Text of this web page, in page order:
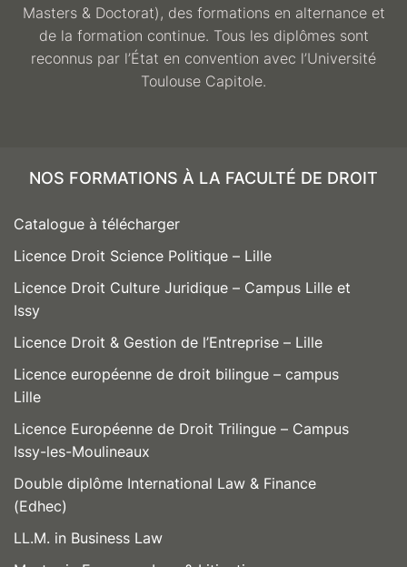
Masters & Doctorat), des formations en alternance et
de la formation continue. Tous les diplômes sont
reconnus par l’État en convention avec l’Université
Toulouse Capitole.
NOS FORMATIONS À LA FACULTÉ DE DROIT
Catalogue à télécharger
Licence Droit Science Politique – Lille
Licence Droit Culture Juridique – Campus Lille et
Issy
Licence Droit & Gestion de l’Entreprise – Lille
Licence européenne de droit bilingue – campus
Lille
Licence Européenne de Droit Trilingue – Campus
Issy-les-Moulineaux
Double diplôme International Law & Finance
(Edhec)
LL.M. in Business Law